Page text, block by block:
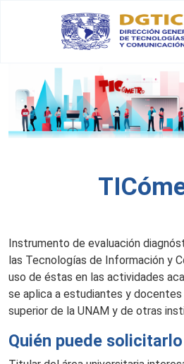
Instrumento de evaluación
las Tecnologías de Información y
uso de éstas en las actividades
se aplica a estudiantes y
superior de la UNAM y de otras
Quién puede solicitarlo